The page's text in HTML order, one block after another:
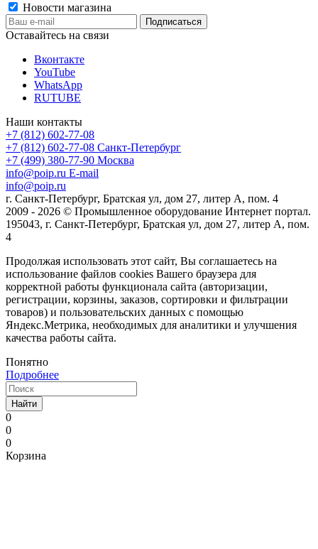
Новости магазина
Оставайтесь на связи
Вконтакте
YouTube
WhatsApp
RUTUBE
Наши контакты
+7 (812) 602-77-08
+7 (812) 602-77-08 Санкт-Петербург
+7 (499) 380-77-90 Москва
info@poip.ru E-mail
info@poip.ru
г. Санкт-Петербург, Братская ул, дом 27, литер А, пом. 4
2009 - 2026 © Промышленное оборудование Интернет портал.
195043, г. Санкт-Петербург, Братская ул, дом 27, литер А, пом.
4
Продолжая использовать этот сайт, Вы соглашаетесь на
использование файлов cookies Вашего браузера для
корректной работы функционала сайта (авторизации,
регистрации, корзины, заказов, сортировки и фильтрации
товаров) и пользовательских данных с помощью
Яндекс.Метрика, необходимых для аналитики и улучшения
качества работы сайта.
Понятно
Подробнее
Найти
0
0
0
Корзина